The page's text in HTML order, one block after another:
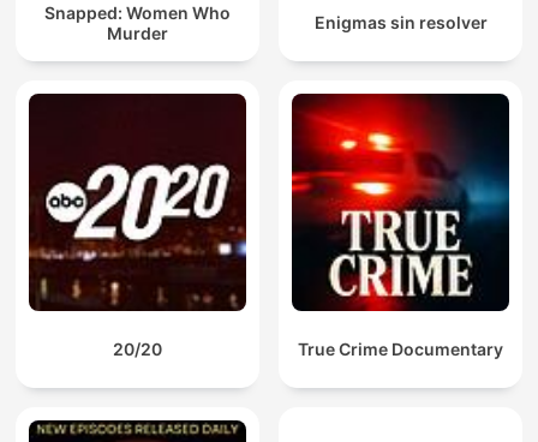
Snapped: Women Who
Murder
Enigmas sin resolver
20/20 True Crime Documentary